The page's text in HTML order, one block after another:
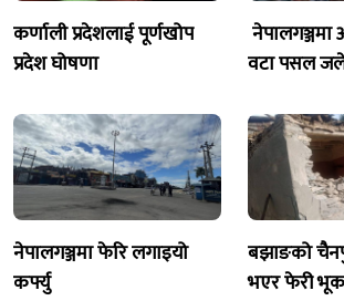
कर्णाली प्रदेशलाई पूर्णखोप
प्रदेश घोषणा
वटा पसल
नेपालगञ्जमा फेरि लगाइयो
कर्फ्यु
बझाङको
भएर फेरी